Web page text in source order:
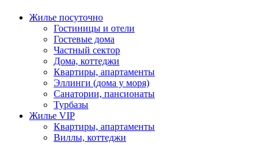
Жилье посуточно
Гостиницы и отели
Гостевые дома
Частный сектор
Дома, коттеджи
Квартиры, апартаменты
Эллинги (дома у моря)
Санатории, пансионаты
Турбазы
Жилье VIP
Квартиры, апартаменты
Виллы, коттеджи